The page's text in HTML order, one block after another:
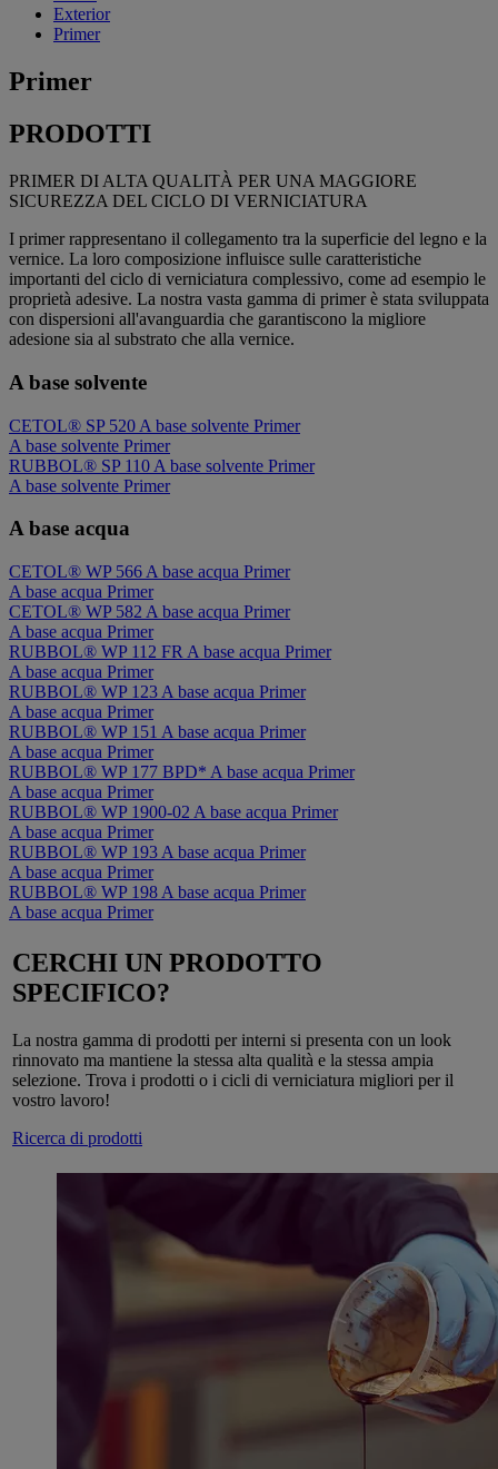
Exterior
Primer
Primer
PRODOTTI
PRIMER DI ALTA QUALITÀ PER UNA MAGGIORE
SICUREZZA DEL CICLO DI VERNICIATURA
I primer rappresentano il collegamento tra la superficie del legno e la
vernice. La loro composizione influisce sulle caratteristiche
importanti del ciclo di verniciatura complessivo, come ad esempio le
proprietà adesive. La nostra vasta gamma di primer è stata sviluppata
con dispersioni all'avanguardia che garantiscono la migliore
adesione sia al substrato che alla vernice.​
A base solvente
CETOL® SP 520 A base solvente Primer
A base solvente Primer
RUBBOL® SP 110 A base solvente Primer
A base solvente Primer
A base acqua
CETOL® WP 566 A base acqua Primer
A base acqua Primer
CETOL® WP 582 A base acqua Primer
A base acqua Primer
RUBBOL® WP 112 FR A base acqua Primer
A base acqua Primer
RUBBOL® WP 123 A base acqua Primer
A base acqua Primer
RUBBOL® WP 151 A base acqua Primer
A base acqua Primer
RUBBOL® WP 177 BPD* A base acqua Primer
A base acqua Primer
RUBBOL® WP 1900-02 A base acqua Primer
A base acqua Primer
RUBBOL® WP 193 A base acqua Primer
A base acqua Primer
RUBBOL® WP 198 A base acqua Primer
A base acqua Primer
CERCHI UN PRODOTTO
SPECIFICO?
La nostra gamma di prodotti per interni si presenta con un look
rinnovato ma mantiene la stessa alta qualità e la stessa ampia
selezione. Trova i prodotti o i cicli di verniciatura migliori per il
vostro lavoro!
Ricerca di prodotti